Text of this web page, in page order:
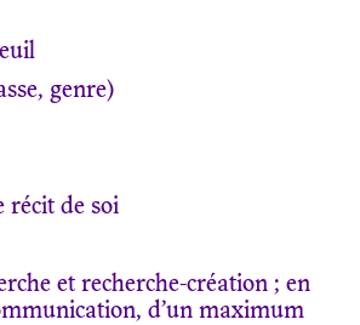
genre)
récit de soi
et recherche-création ; en
d’un maximum